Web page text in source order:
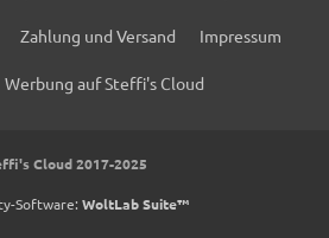
Zahlung und Versand Impressum
Werbung auf Steffi's Cloud
Cloud 2017-2025
Software: WoltLab Suite™